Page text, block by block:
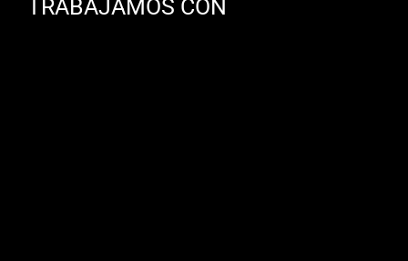
TRABAJAMOS CON